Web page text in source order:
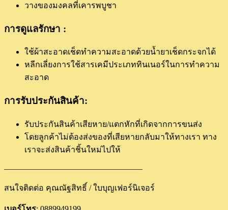
วางของมงคลที่เคารพบูชา
การดูแลรักษา :
ใช้ผ้าสะอาดเช็ดทำความสะอาดด้วยน้ำยาเช็ดกระจกได้
หลีกเลี่ยงการใช้สารเคมีประเภททินเนอร์ในการทำความ
สะอาด
การรับประกันสินค้า:
รับประกันสินค้าเสียหาย/แตกหักที่เกิดจากการขนส่ง
โดยลูกค้าไม่ต้องส่งของที่เสียหายกลับมาให้ทางเรา ทาง
เราจะส่งสินค้าชิ้นใหม่ไปให้
—————————————————
สนใจติดต่อ คุณณัฐสิทธิ์ / ใบบุญเฟอร์นิเจอร์